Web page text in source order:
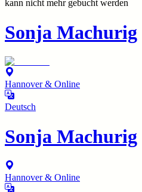
kann nicht mehr gebucht werden
Sonja Machurig
Hannover & Online
Deutsch
Sonja Machurig
Hannover & Online